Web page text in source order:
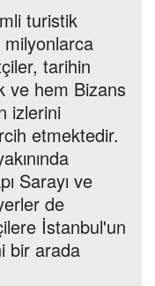
turistik
milyonlarca
tarihin
ve hem Bizans
izlerini
etmektedir.
Sarayı ve
de
İstanbul'un
bir arada